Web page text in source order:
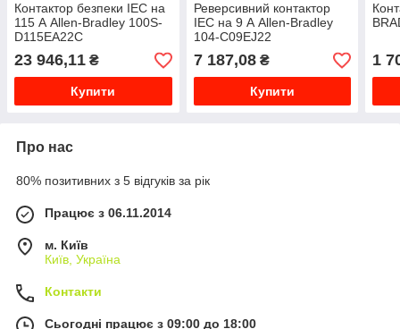
Контактор безпеки IEC на
115 А Allen-Bradley 100S-
D115EA22C
23 946,11 ₴
Купити
Реверсивний контактор
IEC на 9 А Allen-Bradley
104-C09EJ22
7 187,08₴
Купити
1
Про нас
80% позитивних з 5 відгуків за рік
Працює з 06.11.2014
м. Київ
Київ, Україна
Контакти
Сьогодні працює з 09:00 до 18:00